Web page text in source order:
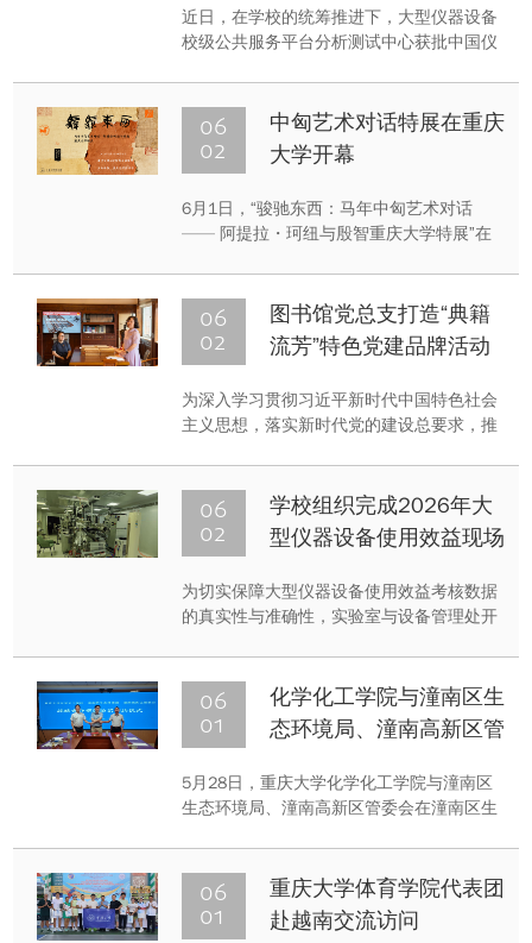
学仪器验证评价中心联合
近日，在学校的统筹推进下，大型仪器设备
校级公共服务平台分析测试中心获批中国仪
资质双重加持，综合测试能力实现质的跃
升。06
02
中匈艺术对话特展在重庆
大学开幕
6月1日，“骏驰东西：马年中匈艺术对话
—— 阿提拉・珂纽与殷智重庆大学特展”在
为契机，汇聚中匈两国艺术家精品力作，打
造跨文化、跨媒介的艺术对话平台，为全校
师生献上一场兼具东方文脉与国际审美、融
06
02
图书馆党总支打造“典籍
流芳”特色党建品牌活动
为深入学习贯彻习近平新时代中国特色社会
主义思想，落实新时代党的建设总要求，推
流芳”特色党建品牌，以文铸魂、以学促干，
助力党建工作提质增效。品牌活动涵盖主题
微党课、古籍保护知识科普、非遗古籍技艺
06
02
学校组织完成2026年大
型仪器设备使用效益现场
为切实保障大型仪器设备使用效益考核数据
的真实性与准确性，实验室与设备管理处开
06
01
化学化工学院与潼南区生
态环境局、潼南高新区管
式举行
5月28日，重庆大学化学化工学院与潼南区
生态环境局、潼南高新区管委会在潼南区生
章。06
01
重庆大学体育学院代表团
赴越南交流访问